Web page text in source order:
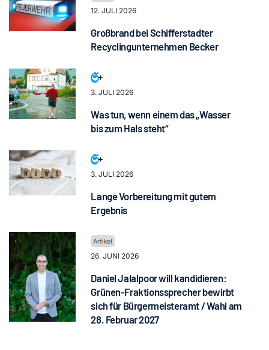
12. JULI 2026
Großbrand bei Schifferstadter
Recyclingunternehmen Becker
3. JULI 2026
Was tun, wenn einem das „Wasser
bis zum Hals steht“
3. JULI 2026
Lange Vorbereitung mit gutem
Ergebnis
26. JUNI 2026
Daniel Jalalpoor will kandidieren:
Grünen-Fraktionssprecher bewirbt
sich für Bürgermeisteramt / Wahl am
28. Februar 2027